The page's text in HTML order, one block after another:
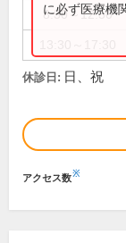
8:30～12:30
に必ず医療機
休診日: 日、祝
アクセス数※